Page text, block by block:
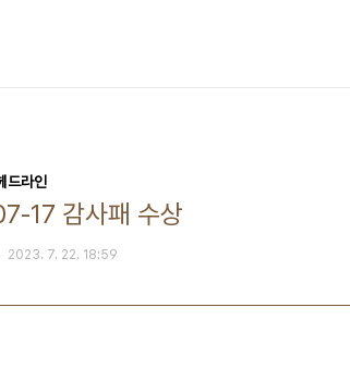
드라인
17 감사패 수상
2023. 7. 22. 18:59